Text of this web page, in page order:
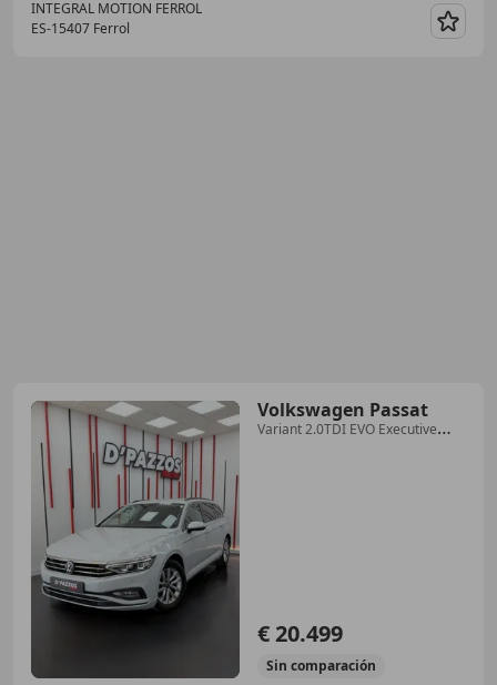
INTEGRAL MOTION FERROL
ES-15407 Ferrol
Volkswagen Passat
Variant 2.0TDI EVO Executive
€ 20.499
Sin comparación